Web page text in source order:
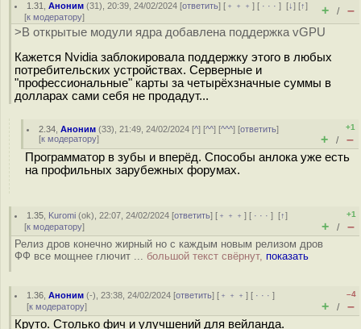
1.31 ,Аноним (31), 20:39, 24/02/2024 [ответить] [ ﹢﹢﹢] [ · · ·][↓] [↑]
[к модератору] + / –
>В открытые модули ядра добавлена поддержка vGPU
Кажется Nvidia заблокировала поддержку этого в любых
потребительских устройствах. Серверные и
"профессиональные" карты за четырёхзначные суммы в
долларах сами себя не продадут...
2.34 ,Аноним (33), 21:49, 24/02/2024 [^] [^^] [^^^] [ответить]
[к модератору]
+1
+ / –
Программатор в зубы и вперёд. Способы анлока уже есть
на профильных зарубежных форумах.
1.35 Kuromi (ok), 22:07, 24/02/2024 [ответить] [ ﹢﹢﹢] [ · · ·][↑]
[к модератору]
+1
+ / –
Релиз дров конечно жирный но с каждым новым релизом дров
ФФ все мощнее глючит ... большой текст свёрнут, показать
1.36 ,Аноним (-), 23:38, 24/02/2024 [ответить] [ ﹢﹢﹢] [ · · ·]
[к модератору]
–4
+ / –
Круто. Столько фич и улучшений для вейланда.